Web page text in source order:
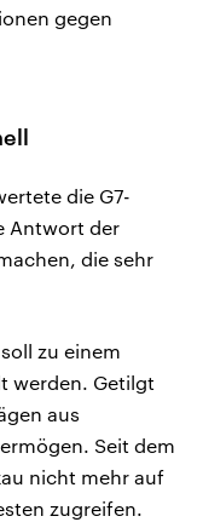
gegen
die G7-
Antwort der
die sehr
zu einem
werden. Getilgt
aus
Seit dem
nicht mehr auf
zugreifen.